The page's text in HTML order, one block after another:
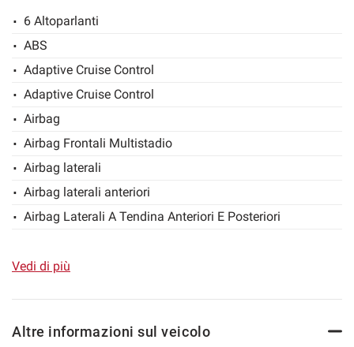
Possibilità di estensione di garanzia fino a 36 mesi.
6 Altoparlanti
ABS
Adaptive Cruise Control
Adaptive Cruise Control
Airbag
Airbag Frontali Multistadio
Airbag laterali
Airbag laterali anteriori
Airbag Laterali A Tendina Anteriori E Posteriori
Airbag testa
Autoradio
Vedi di più
Altre informazioni sul veicolo
Leggi
la
cookie
policy
le